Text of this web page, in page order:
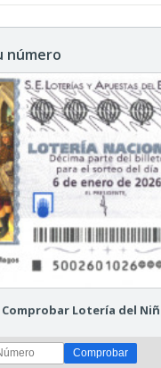
número
Comprobar Lotería del